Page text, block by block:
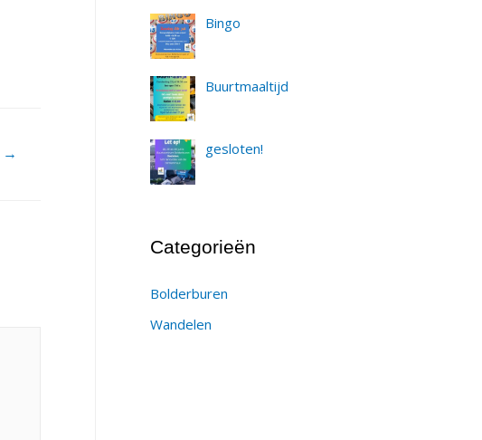
→
Bingo
Buurtmaaltijd
gesloten!
Categorieën
Bolderburen
Wandelen